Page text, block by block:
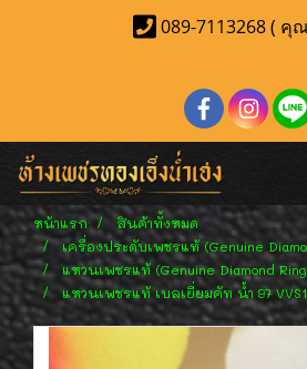
089-7113268 ( คุ
หน้าแรก
สินค้าทั้งหมด
เครื่องประดับเพชรแท้ (Genuine
แหวนเพชรแท้ (Genuine Diamond
แหวนเพชรแท้ เบลเยี่ยมคัท น้ำ 97